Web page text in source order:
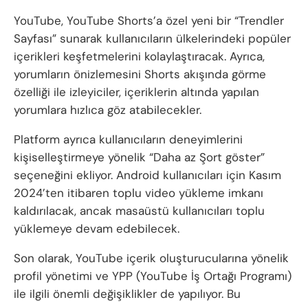
YouTube, YouTube Shorts’a özel yeni bir “Trendler
Sayfası” sunarak kullanıcıların ülkelerindeki popüler
içerikleri keşfetmelerini kolaylaştıracak. Ayrıca,
yorumların önizlemesini Shorts akışında görme
özelliği ile izleyiciler, içeriklerin altında yapılan
yorumlara hızlıca göz atabilecekler.
Platform ayrıca kullanıcıların deneyimlerini
kişiselleştirmeye yönelik “Daha az Şort göster”
seçeneğini ekliyor. Android kullanıcıları için Kasım
2024’ten itibaren toplu video yükleme imkanı
kaldırılacak, ancak masaüstü kullanıcıları toplu
yüklemeye devam edebilecek.
Son olarak, YouTube içerik oluşturucularına yönelik
profil yönetimi ve YPP (YouTube İş Ortağı Programı)
ile ilgili önemli değişiklikler de yapılıyor. Bu